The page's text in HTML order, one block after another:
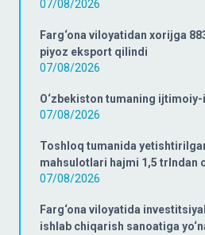
07/08/2026
Farg‘ona viloyatidan xorijga
piyoz eksport qilindi
07/08/2026
O‘zbekiston tumaning
07/08/2026
Toshloq tumanida
mahsulotlari hajmi 1,5 trlndan
07/08/2026
Farg‘ona viloyatida
ishlab chiqarish sanoatiga